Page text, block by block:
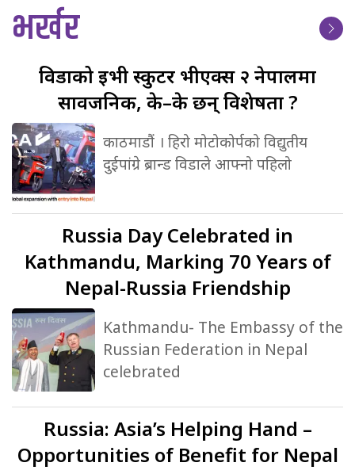
भर्खर
विडाकोईभी स्कुटर भीएक्स २ नेपालमा
सार्वजनिक, के–के छन् विशेषता ?
काठमाडौं । हिरो मोटोकोर्पको विद्युतीय
दुईपांग्रे ब्रान्ड विडाले आफ्नो पहिलो
Russia Day Celebrated in
Kathmandu, Marking 70 Years of
Nepal-Russia Friendship
Kathmandu- The Embassy of the
Russian Federation in Nepal
celebrated
Russia: Asia’s Helping Hand –
Opportunities of Benefit for Nepal